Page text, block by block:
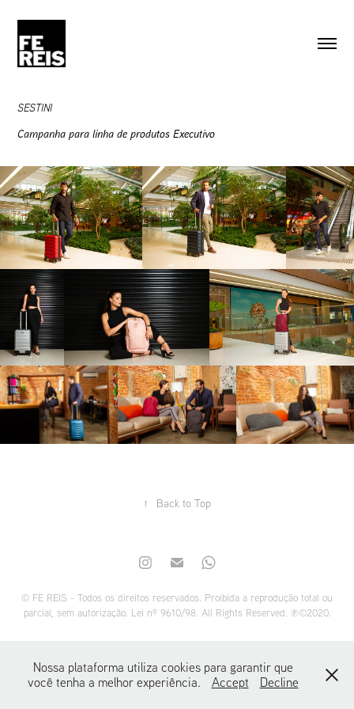
SESTINI
Campanha para linha de produtos Executivo
↑ Back to Top
© FE REIS - Todos os direitos reservados. Proibida a reprodução total ou
parcial, sem autorização. Lei nº 9610/98. All Rights Reserved. ℗©2020.
Nossa plataforma utiliza cookies para garantir que
você tenha a melhor experiência.
Accept Decline